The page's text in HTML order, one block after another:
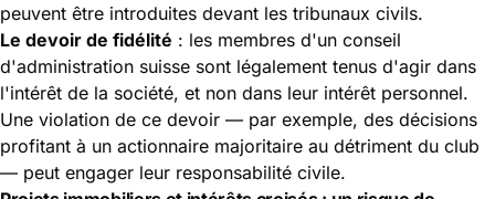
peuvent être introduites devant les tribunaux civils.
Le devoir de fidélité : les membres d'un conseil
d'administration suisse sont légalement tenus d'agir dans
l'intérêt de la société, et non dans leur intérêt personnel.
Une violation de ce devoir — par exemple, des décisions
profitant à un actionnaire majoritaire au détriment du club
— peut engager leur responsabilité civile.